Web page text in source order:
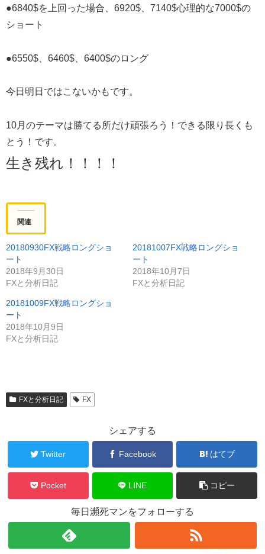
●6840$を上回った場合、6920$、7140$心理的な7000$の
ショート
●6550$、6460$、6400$のロング
今日明日ではこないかもです。
10月のテーマは勝てる所だけ頑張ろう！できる限り長くも
とう！です。
生き残れ！！！！
関連
20180930FX戦略ロングショ
ート
2018年9月30日
FXと分析日記
20181007FX戦略ロングショ
ート
2018年10月7日
FXと分析日記
20181009FX戦略ロングショ
ート
2018年10月9日
FXと分析日記
FXと分析日記 FX
シェアする
Twitter Facebook はてブ
Pocket LINE コピー
毎日瀕死マンをフォローする